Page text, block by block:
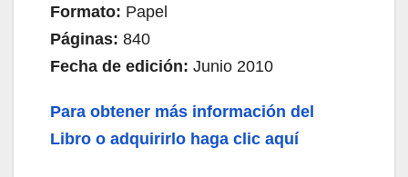
Formato: Papel
Páginas: 840
Fecha de edición: Junio 2010
Para obtener más información del
Libro o adquirirlo haga clic aquí